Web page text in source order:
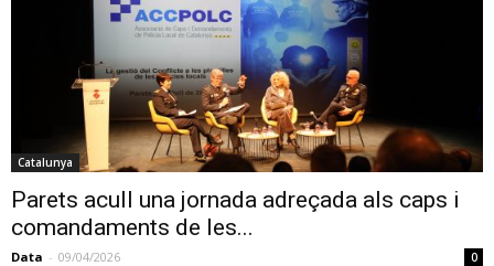
Catalunya
Parets acull una jornada adreçada als caps i
comandaments de les...
Data - 09/04/2026 0